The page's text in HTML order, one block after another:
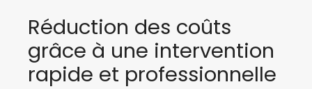
Réduction des coûts
grâce à une intervention
rapide et professionnelle